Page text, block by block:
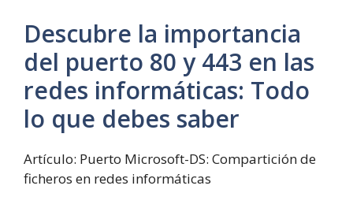
Descubre la importancia
del puerto 80 y 443 en las
redes informáticas: Todo
lo que debes saber
Artículo: Puerto Microsoft-DS: Compartición de
ficheros en redes informáticas